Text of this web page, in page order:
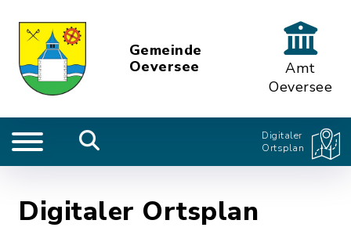
Gemeinde
Oeversee
Amt
Oeversee
Digitaler
Ortsplan
Digitaler Ortsplan